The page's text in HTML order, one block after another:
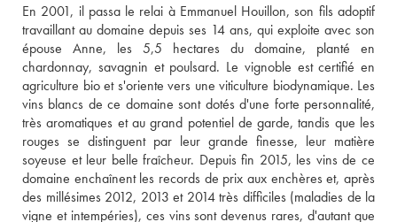
En 2001, il passa le relai à Emmanuel Houillon, son fils adoptif
travaillant au domaine depuis ses 14 ans, qui exploite avec son
épouse Anne, les 5,5 hectares du domaine, planté en
chardonnay, savagnin et poulsard. Le vignoble est certifié en
agriculture bio et s'oriente vers une viticulture biodynamique. Les
vins blancs de ce domaine sont dotés d'une forte personnalité,
très aromatiques et au grand potentiel de garde, tandis que les
rouges se distinguent par leur grande finesse, leur matière
soyeuse et leur belle fraîcheur. Depuis fin 2015, les vins de ce
domaine enchaînent les records de prix aux enchères et, après
des millésimes 2012, 2013 et 2014 très difficiles (maladies de la
vigne et intempéries), ces vins sont devenus rares, d'autant que